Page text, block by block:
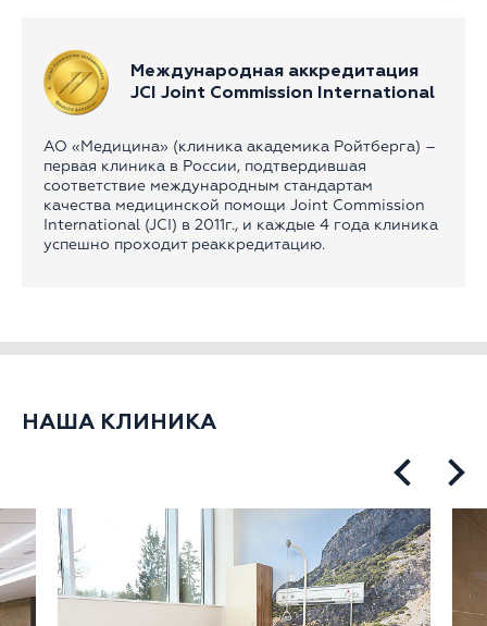
Международная аккредитация
JCI Joint Commission International
АО «Медицина» (клиника академика Ройтберга) –
первая клиника в России, подтвердившая
соответствие международным стандартам
качества медицинской помощи Joint Commission
International (JCI) в 2011г., и каждые 4 года клиника
успешно проходит реаккредитацию.
НАША КЛИНИКА